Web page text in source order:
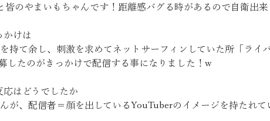
のやまいもちゃんです！距離感バグる時があるので自衛出
かけは
持て余し、刺激を求めてネットサーフィンしていた所「ライ
したのがきっかけで配信する事になりました！w
はどうでしたか
が、配信者＝顔を出しているYouTuberのイメージを持たれ